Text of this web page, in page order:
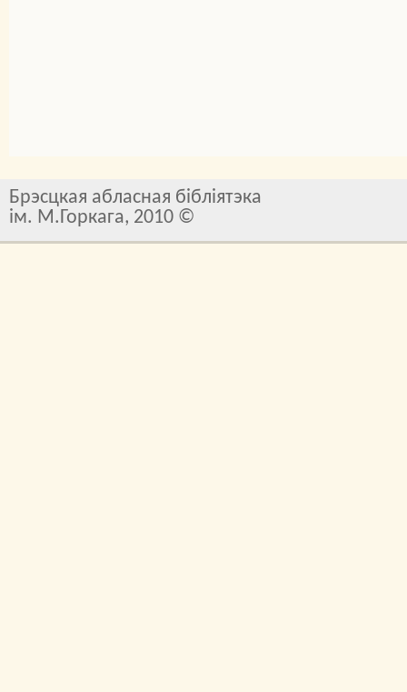
Брэсцкая абласная бібліятэка
ім. М.Горкага, 2010 ©